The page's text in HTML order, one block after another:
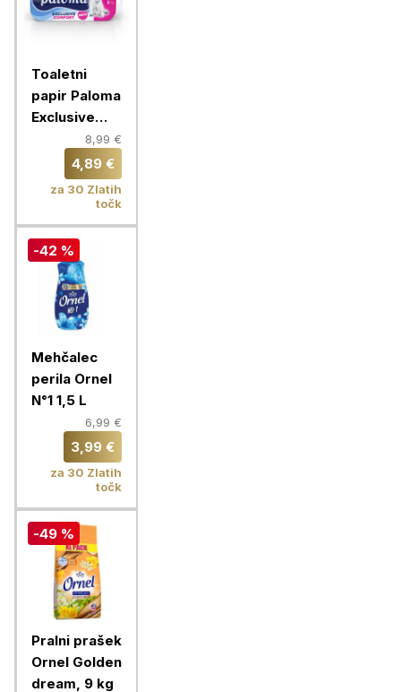
Toaletni
papir Paloma
Exclusive
Comfort, 16
8,99 €
4,89 €
za 30 Zlatih
točk
-42 %
Mehčalec
perila Ornel
N°1 1,5 L
6,99 €
3,99 €
za 30 Zlatih
točk
-49 %
Pralni prašek
Ornel Golden
dream, 9 kg